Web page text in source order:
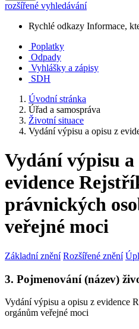
rozšířené vyhledávání
Rychlé odkazy Informace,
Poplatky
Odpady
Vyhlášky a zápisy
SDH
Úvodní stránka
Úřad a samospráva
Životní situace
Vydání výpisu a opisu z
Vydání výpisu a
evidence
právnických
veřejné moci
Základní znění Rozšířené znění
3. Pojmenování (název)
Vydání výpisu a opisu z evidence
orgánům veřejné moci